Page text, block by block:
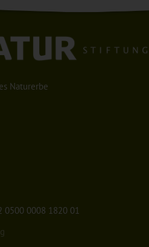
Naturerbe
0500 0008 1820 01